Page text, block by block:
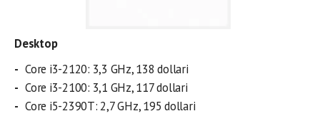
Desktop
Core i3-2120: 3,3 GHz, 138 dollari
Core i3-2100: 3,1 GHz, 117 dollari
Core i5-2390T: 2,7 GHz, 195 dollari